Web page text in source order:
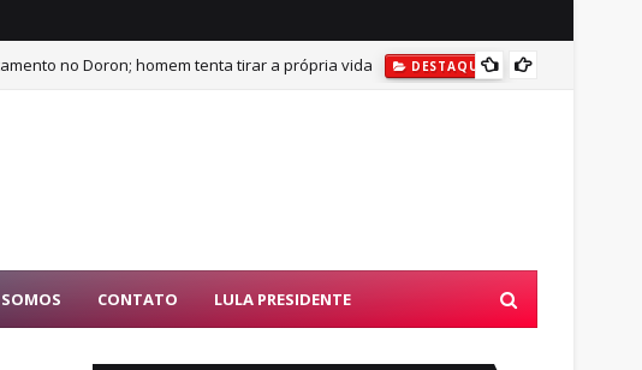
no Doron; homem tenta tirar a própria vida DESTAQUES
CONTATO LULA PRESIDENTE